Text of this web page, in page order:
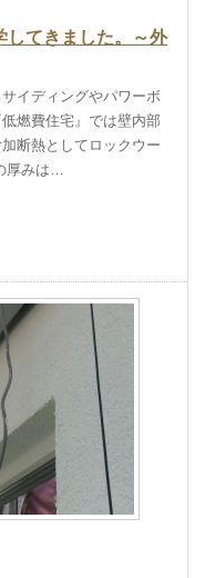
してきました。～外
イディングやパワーボ
燃費住宅』では壁内部
断熱としてロックウー
厚みは…